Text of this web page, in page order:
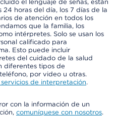
el lenguaje de señas, están
24 horas del día, los 7 días de la
de atención en todos los
que la familia, los
intérpretes. Solo se usan los
calificado para
Esto puede incluir
del cuidado de la salud
diferentes tipos de
por video u otras.
de interpretación.
con la información de un
comuníquese con nosotros.